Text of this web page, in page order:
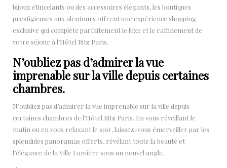
bijoux étincelants ou des accessoires élégants, les boutiques
prestigieuses aux alentours offrent une expérience shopping
exclusive qui complète parfaitement le luxe et le raffinement de
votre séjour à l’Hôtel Ritz Paris.
N’oubliez pas d’admirer la vue
imprenable sur la ville depuis certaines
chambres.
N’oubliez pas d’admirer la vue imprenable sur la ville depuis
certaines chambres de l’Hôtel Ritz Paris. En vous réveillant le
matin ou en vous relaxant le soir, laissez-vous émerveiller par les
splendides panoramas offerts, révélant toute la beauté et
l’élégance de la Ville Lumière sous un nouvel angle.